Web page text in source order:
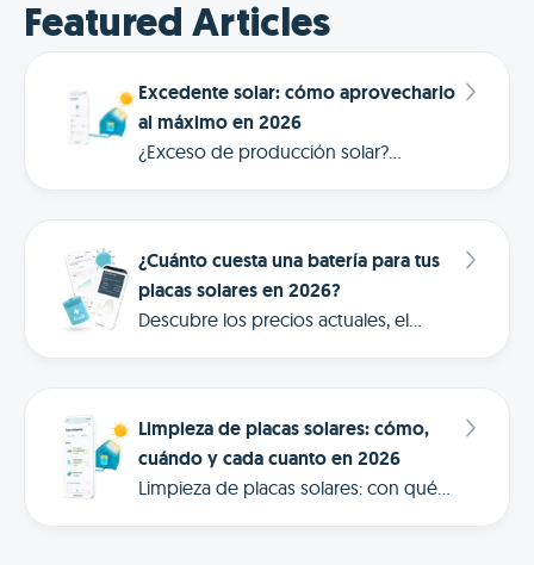
Featured Articles
Excedente solar: cómo aprovecharlo
al máximo en 2026
¿Exceso de producción solar?
¿Cuánto cuesta una batería para tus
placas solares en 2026?
Descubre los precios actuales, el
energético.
Limpieza de placas solares: cómo,
cuándo y cada cuanto en 2026
Limpieza de placas solares: con qué